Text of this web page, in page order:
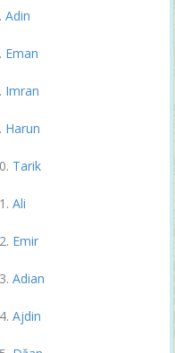
Adin
Eman
Imran
Harun
Tarik
Ali
Emir
Adian
Ajdin